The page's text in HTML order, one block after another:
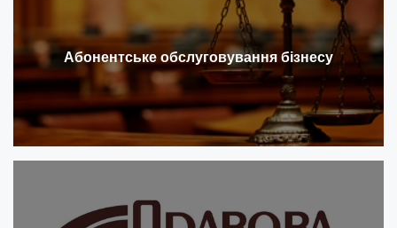
Абонентське обслуговування бізнесу